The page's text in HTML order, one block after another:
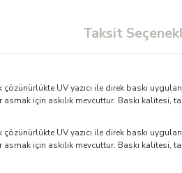
Taksit
UV yazıcı ile direk baskı
için askılık mevcuttur. Baskı
UV yazıcı ile direk baskı
için askılık mevcuttur. Baskı